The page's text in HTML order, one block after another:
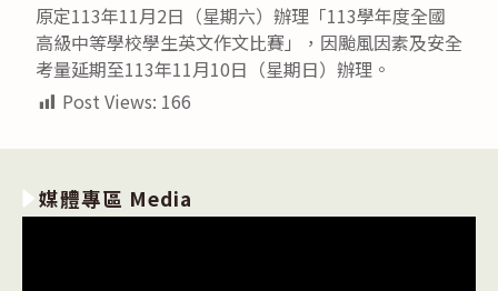
原定113年11月2日（星期六）辦理「113學年度全國
高級中等學校學生英文作文比賽」，因颱風因素及安全
考量延期至113年11月10日（星期日）辦理。
Post Views: 166
媒體專區 Media